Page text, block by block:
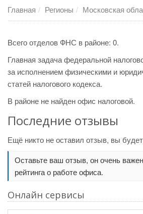
Главная Регионы Московская
Всего отделов ФНС в районе: 0.
Главная задача федеральной
за исполнением физическими и
статей налогового кодекса.
В районе не найден офис налоговой.
Последние отзывы
Ещё никто не оставил отзыв, вы
Оставьте ваш отзыв, он очень
рейтинга о работе офиса.
Онлайн сервисы